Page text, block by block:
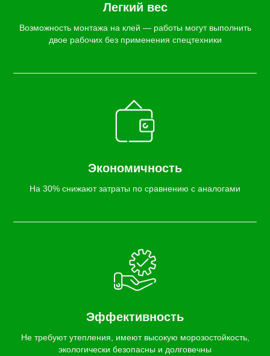
Легкий вес
Возможность монтажа на клей — работы могут выполнить
двое рабочих без применения спецтехники
Экономичность
На 30% снижают затраты по сравнению с аналогами
Эффективность
Не требуют утепления, имеют высокую морозостойкость,
экологически безопасны и долговечны